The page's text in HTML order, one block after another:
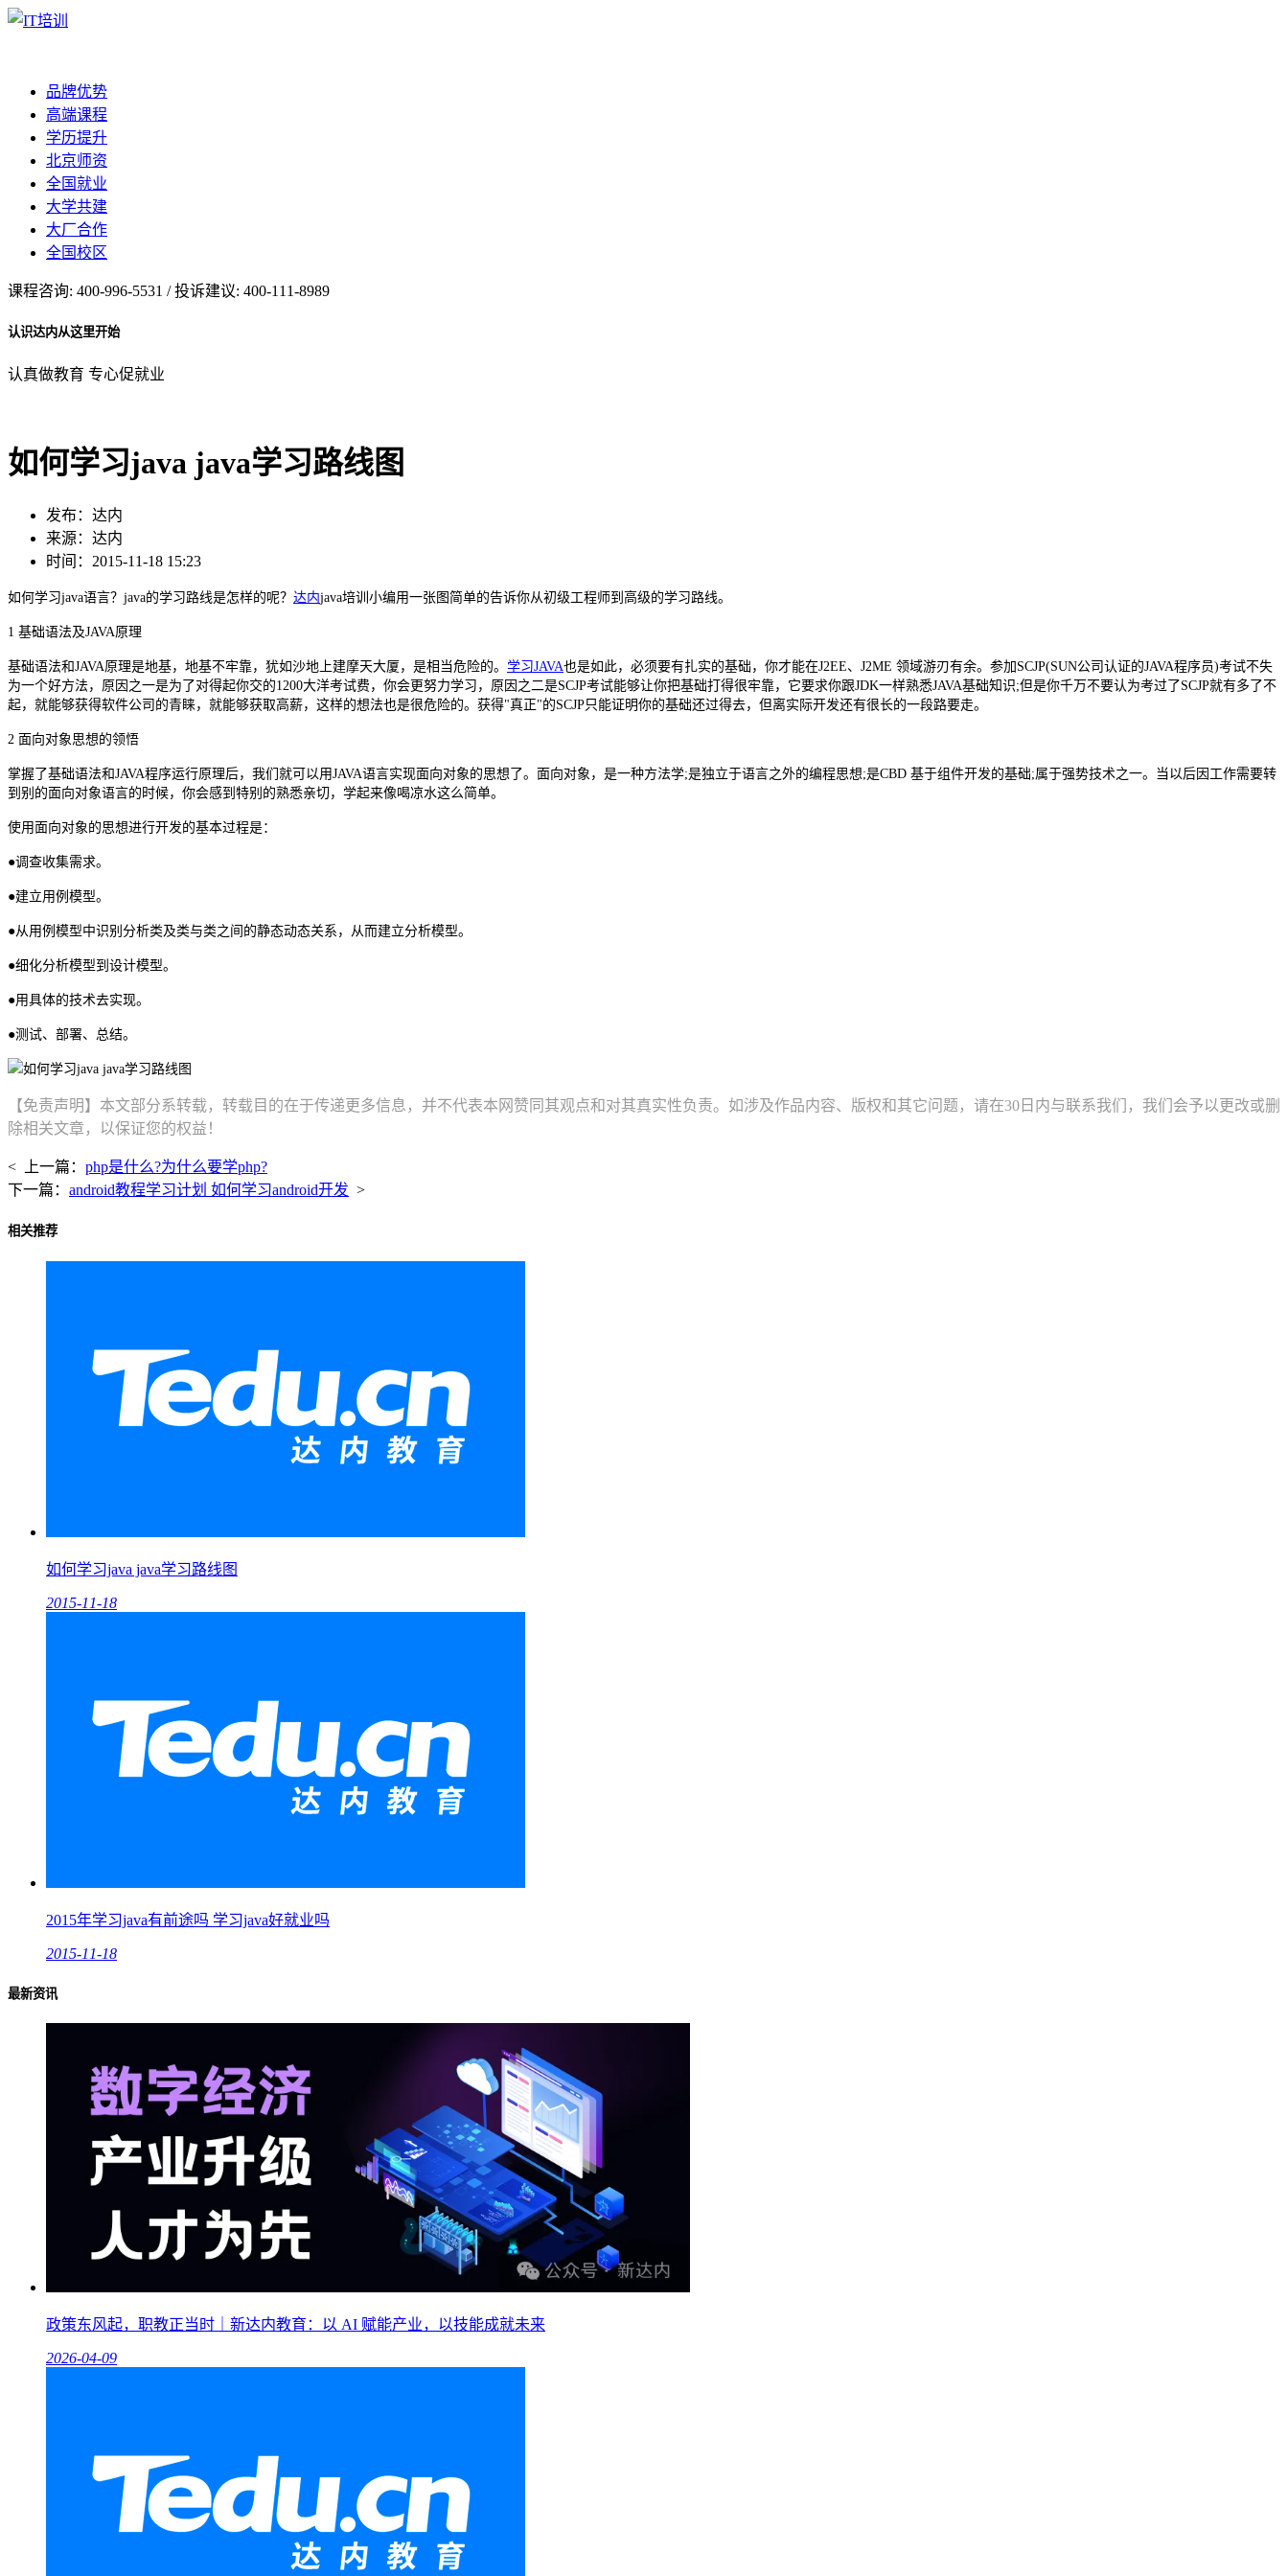
品牌优势
高端课程
学历提升
北京师资
全国就业
大学共建
大厂合作
全国校区
课程咨询: 400-996-5531 / 投诉建议: 400-111-8989
认识达内从这里开始
认真做教育 专心促就业
如何学习java java学习路线图
发布：达内
来源：达内
时间：2015-11-18 15:23
如何学习java语言？java的学习路线是怎样的呢？ 达内java培训小编用一张图简单的告诉你从初级工程师到高级的学习路线。
1 基础语法及JAVA原理
基础语法和JAVA原理是地基，地基不牢靠，犹如沙地上建摩天大厦，是相当危险的。 学习JAVA也是如此，必须要有扎实的基础，你才能在J2EE、J2ME 领域游刃有余。参加SCJP(SUN公司认证的JAVA程序员)考试不失
为一个好方法，原因之一是为了对得起你交的1200大洋考试费，你会更努力学习，原因之二是SCJP考试能够让你把基础打得很牢靠，它要求你跟JDK一样熟悉JAVA基础知识;但是你千万不要认为考过了SCJP就有多了不
起，就能够获得软件公司的青睐，就能够获取高薪，这样的想法也是很危险的。获得"真正"的SCJP只能证明你的基础还过得去，但离实际开发还有很长的一段路要走。
2 面向对象思想的领悟
掌握了基础语法和JAVA程序运行原理后，我们就可以用JAVA语言实现面向对象的思想了。面向对象，是一种方法学;是独立于语言之外的编程思想;是CBD 基于组件开发的基础;属于强势技术之一。当以后因工作需要转
到别的面向对象语言的时候，你会感到特别的熟悉亲切，学起来像喝凉水这么简单。
使用面向对象的思想进行开发的基本过程是：
●调查收集需求。
●建立用例模型。
●从用例模型中识别分析类及类与类之间的静态动态关系，从而建立分析模型。
●细化分析模型到设计模型。
●用具体的技术去实现。
●测试、部署、总结。
【免责声明】本文部分系转载，转载目的在于传递更多信息，并不代表本网赞同其观点和对其真实性负责。如涉及作品内容、版权和其它问题，请在30日内与联系我们，我们会予以更改或删
除相关文章，以保证您的权益！
< 上一篇： php是什么?为什么要学php?
下一篇： android教程学习计划 如何学习android开发 >
相关推荐
如何学习java java学习路线图
2015-11-18
2015年学习java有前途吗 学习java好就业吗
2015-11-18
最新资讯
政策东风起，职教正当时｜新达内教育：以 AI 赋能产业，以技能成就未来
2026-04-09